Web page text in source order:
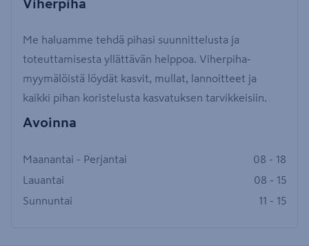
Viherpiha
Me haluamme tehdä pihasi suunnittelusta ja
toteuttamisesta yllättävän helppoa. Viherpiha-
myymälöistä löydät kasvit, mullat, lannoitteet ja
kaikki pihan koristelusta kasvatuksen tarvikkeisiin.
Avoinna
Maanantai - Perjantai
08 - 18
Lauantai
08 - 15
Sunnuntai
11 - 15